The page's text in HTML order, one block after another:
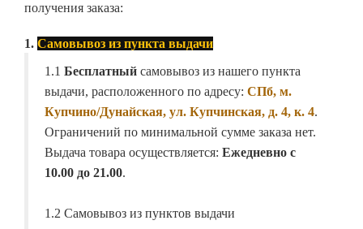
получения заказа:
1. Самовывоз из пункта выдачи
1.1 Бесплатный самовывоз из нашего пункта
выдачи, расположенного по адресу: СПб, м.
Купчино/Дунайская, ул. Купчинская, д. 4, к. 4.
Ограничений по минимальной сумме заказа нет.
Выдача товара осуществляется: Ежедневно с
10.00 до 21.00.
1.2 Самовывоз из пунктов выдачи